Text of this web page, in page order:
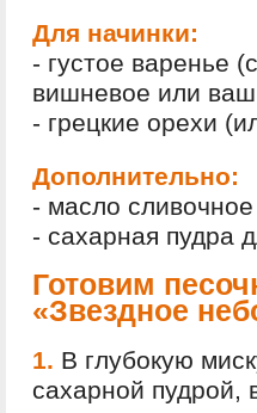
Для начинки:
- густое варенье
вишневое или
- грецкие орехи
Дополнительно:
- масло
- сахарная пудра
Готовим
«Звездное
1. В глубокую
сахарной